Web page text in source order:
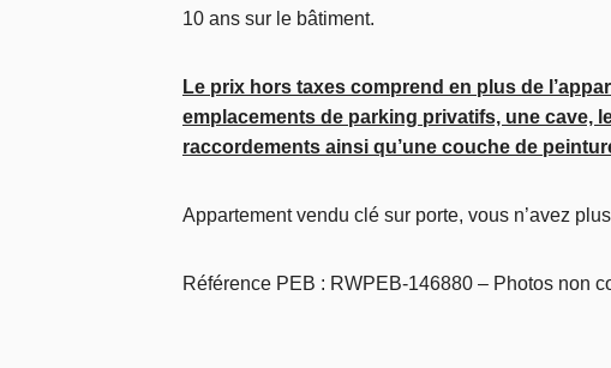
10 ans sur le bâtiment.
Le prix hors taxes comprend en plus de
emplacements de parking privatifs, une cave,
raccordements ainsi qu’une couche de
Appartement vendu clé sur porte, vous n’avez
Référence PEB : RWPEB-146880 – Photos non